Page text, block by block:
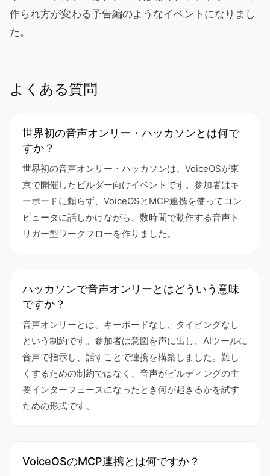
作られ方が変わる予告編のようなイベントになりまし
た。
よくある質問
世界初の音声オンリー・ハッカソンとは何で
すか？
世界初の音声オンリー・ハッカソンは、VoiceOSが東
京で開催したビルダー向けイベントです。参加者はキ
ーボードに頼らず、VoiceOSとMCP連携を使ってコン
ピュータに話しかけながら、数時間で動作する音声ト
リガー型ワークフローを作りました。
ハッカソンで音声オンリーとはどういう意味
ですか？
音声オンリーとは、キーボードなし、タイピングなし
という制約です。参加者は意図を声に出し、AIツールに
音声で指示し、話すことで連携を構築しました。難し
くするための制約ではなく、音声がビルディングの主
要インターフェースになったとき何が起きるかを試す
ための形式です。
VoiceOSのMCP連携とは何ですか？